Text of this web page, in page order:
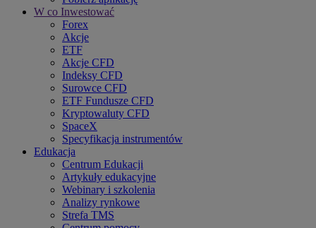
W co Inwestować
Forex
Akcje
ETF
Akcje CFD
Indeksy CFD
Surowce CFD
ETF Fundusze CFD
Kryptowaluty CFD
SpaceX
Specyfikacja instrumentów
Edukacja
Centrum Edukacji
Artykuły edukacyjne
Webinary i szkolenia
Analizy rynkowe
Strefa TMS